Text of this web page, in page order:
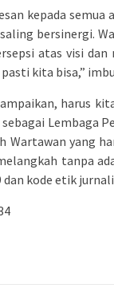
kepada
bersinergi.
atas visi
kita bisa,”
harus
sebagai Lembaga
Wartawan yang
tanpa
dan kode etik